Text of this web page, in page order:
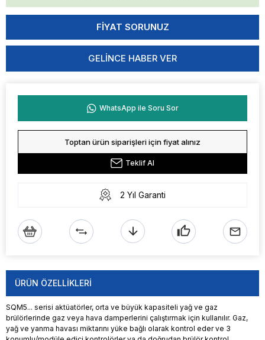
GELINCE HABER VER
WhatsApp ile Soru Sor
Toptan ürün siparişleri için fiyat alınız
Teklif Al
2 Yıl Garanti
ÜRÜN ÖZELLIKLERI
SQM5... serisi aktüatörler, orta ve büyük kapasiteli yağ ve gaz
brülörlerinde gaz veya hava damperlerini çalıştırmak için kullanılır. Gaz,
yağ ve yanma havası miktarını yüke bağlı olarak kontrol eder ve 3